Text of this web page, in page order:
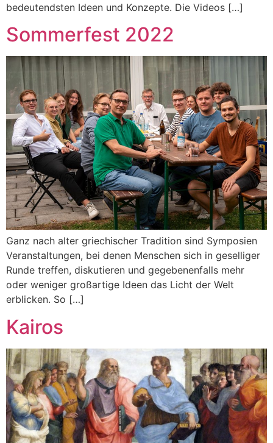
bedeutendsten Ideen und Konzepte. Die Videos […]
Sommerfest 2022
Ganz nach alter griechischer Tradition sind Symposien
Veranstaltungen, bei denen Menschen sich in geselliger
Runde treffen, diskutieren und gegebenenfalls mehr
oder weniger großartige Ideen das Licht der Welt
erblicken. So […]
Kairos